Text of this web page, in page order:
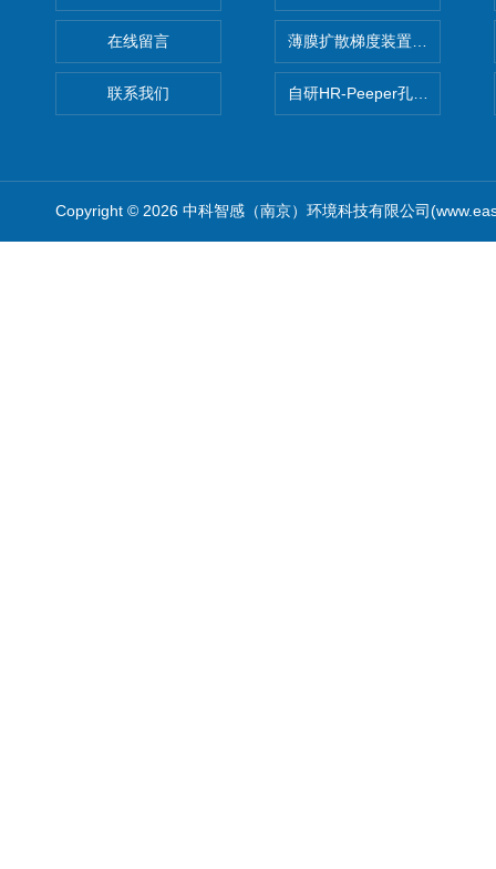
在线留言
联系我们
薄膜扩散梯度装置 Agl DGT
自研HR-Peeper孔隙水采样器
Copyright © 2026 中科智感（南京）环境科技有限公司